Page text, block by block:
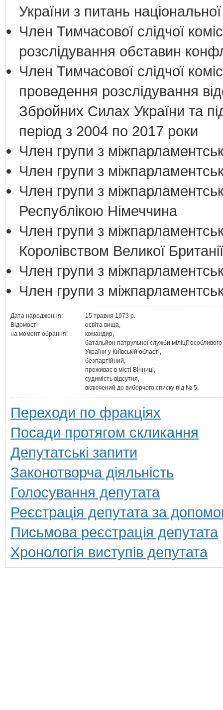
України з питань
Член Тимчасової слідчої
розслідування обставин
Член Тимчасової слідчої
проведення розслідування
Збройних Силах України та
період з 2004 по 2017 роки
Член групи з
Член групи з
Член групи з
Республікою Німеччина
Член групи з
Королівством Великої Британії
Член групи з
Член групи з
Дата народження:
15 травня 1973 р.
Відомості
на момент обрання:
освіта вища,
командир,
батальйон патрульної служби міліції
України у Київській області,
безпартійний,
проживає в місті Вінниці,
судимість відсутня,
включений до виборчого списку під № 5.
Переходи по фракціях
Посади протягом скликання
Депутатські запити
Законотворча діяльність
Голосування депутата
Реєстрація депутата за
Письмова реєстрація депутата
Хронологія виступів депутата